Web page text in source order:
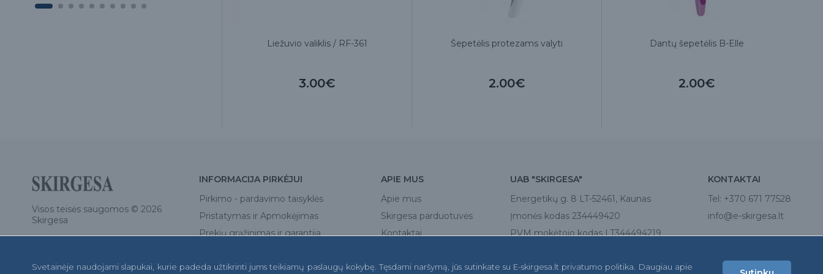
Liežuvio valiklis / RF-361
3.00€
Šepetėlis protezams valyti
2.00€
Dantų šepetėlis B-Elle
2.00€
Visos teisės saugomos © 2026
Skirgesa
INFORMACIJA PIRKĖJUI
Pirkimo - pardavimo taisyklės
Pristatymas ir Apmokėjimas
Prekių grąžinimas ir garantija
D.U.K.
APIE MUS
Apie mus
Skirgesa parduotuvės
Kontaktai
UAB "SKIRGESA"
Energetikų g. 8 LT-52461, Kaunas
Įmonės kodas 234449420
PVM mokėtojo kodas LT344494219
KONTAKTAI
Tel: +370 671 77528
info@e-skirgesa.lt
Svetainėje naudojami slapukai, kurie padeda užtikrinti jums teikiamų paslaugų kokybę. Tęsdami naršymą, jūs sutinkate su E-skirgesa.lt privatumo politika. Daugiau apie